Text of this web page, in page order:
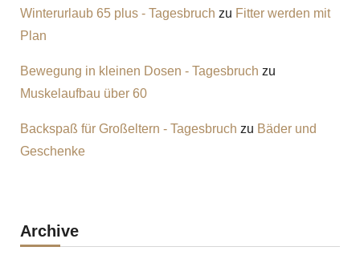
Winterurlaub 65 plus - Tagesbruch zu Fitter werden mit
Plan
Bewegung in kleinen Dosen - Tagesbruch zu
Muskelaufbau über 60
Backspaß für Großeltern - Tagesbruch zu Bäder und
Geschenke
Archive